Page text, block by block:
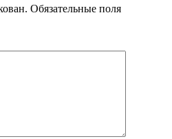
Обязательные поля